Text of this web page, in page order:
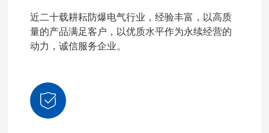
近二十载耕耘防爆电气行业，经验丰富，以高质
量的产品满足客户，以优质水平作为永续经营的
动力，诚信服务企业。